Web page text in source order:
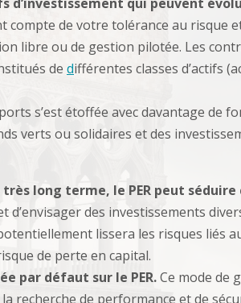
compte de votre tolérance au risque
libre ou de gestion pilotée. Les
de différentes classes d’actifs
s’est étoffée avec davantage de
verts ou solidaires et des
très long terme, le PER peut séduire
d’envisager des investissements
lissera les risques liés
de perte en capital.
par défaut sur le PER.Ce mode de
recherche de performance et de